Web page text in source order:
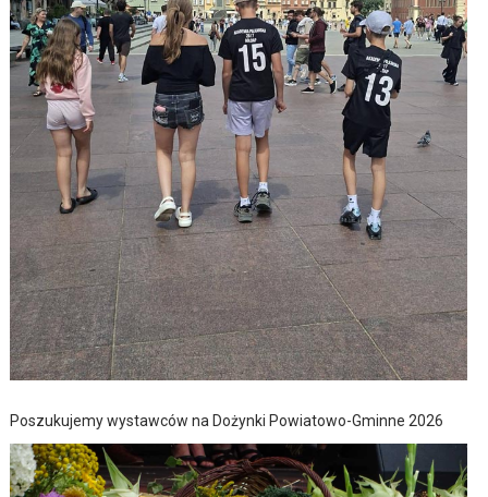
Poszukujemy wystawców na Dożynki Powiatowo-Gminne 2026